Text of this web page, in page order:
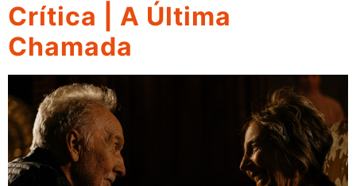
Crítica | A Última
Chamada